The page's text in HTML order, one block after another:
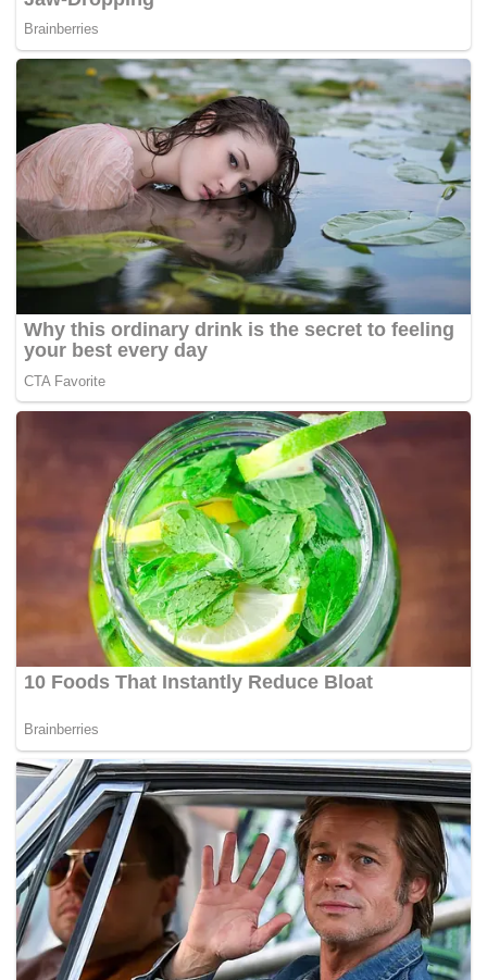
barang yang diletakkan perihal dagangan palsu atau
Terdahulu, Pegawai Pendakwa daripada Kementerian
Perdagangan Dalam Negeri dan Hal Ehwal Pengguna
(KPDNHEP) Mustaza Nabila Muslimin memohon hukuman
setimpal berbentuk pengajaran kepada OKS dengan
alasan kesalahan dilakukan boleh menjejaskan ekonomi
negara serta kepentingan awam.
“Kesalahan yang dilakukan OKS ini akan memberi kesan
terhadap orang ramai kerana ia melibatkan penjualan
barangan tiruan yang berbahaya. Kita juga tidak
mengetahui kandungan yang digunakan dalam produk
tersebut…sama ada selamat atau tidak,” katanya.
Ng yang tidak diwakili peguam memohon hukuman ringan
atas alasan ini kesalahan kali pertama dan merupakan
penanggung tunggal keluarga. – BERNAMA
*Sekadar Video Hiasan..